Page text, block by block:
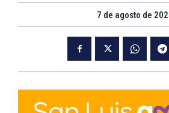
7 de agosto de